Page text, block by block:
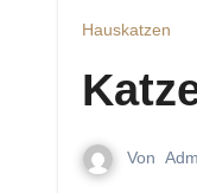
Hauskatzen
Von